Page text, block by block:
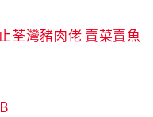
荃灣豬肉佬 賣菜賣魚